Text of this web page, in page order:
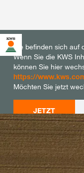
Sie befinden sich auf
Wenn Sie die KWS
können Sie hier
https://
Möchten Sie jetzt
JETZT
WECHSELN